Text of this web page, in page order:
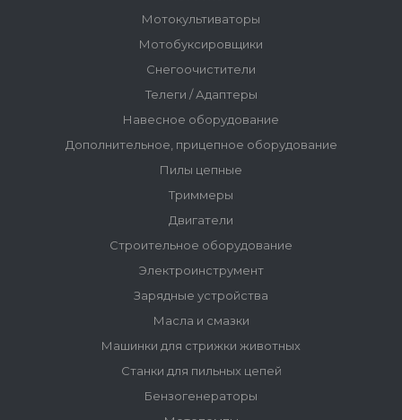
Мотокультиваторы
Мотобуксировщики
Снегоочистители
Телеги / Адаптеры
Навесное оборудование
Дополнительное, прицепное оборудование
Пилы цепные
Триммеры
Двигатели
Строительное оборудование
Электроинструмент
Зарядные устройства
Масла и смазки
Машинки для стрижки животных
Станки для пильных цепей
Бензогенераторы